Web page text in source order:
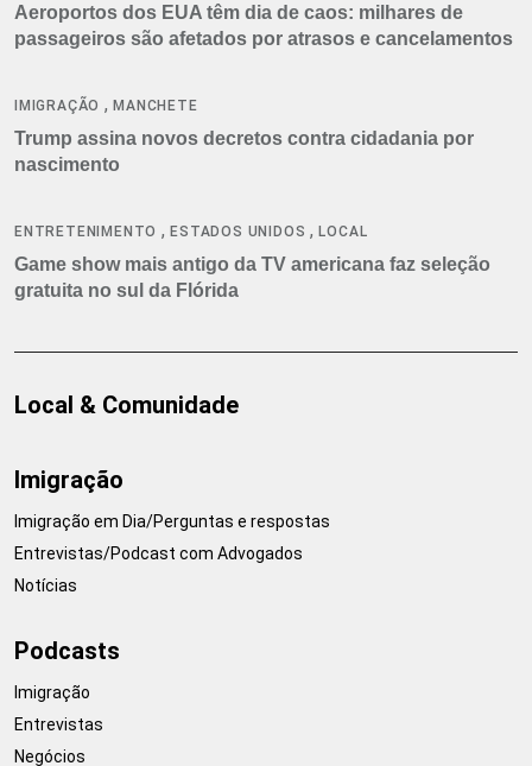
Aeroportos dos EUA têm dia de caos: milhares de
passageiros são afetados por atrasos e cancelamentos
IMIGRAÇÃO ,MANCHETE
Trump assina novos decretos contra cidadania por
nascimento
ENTRETENIMENTO ,ESTADOS UNIDOS ,LOCAL
Game show mais antigo da TV americana faz seleção
gratuita no sul da Flórida
Local & Comunidade
Imigração
Imigração em Dia/Perguntas e respostas
Entrevistas/Podcast com Advogados
Notícias
Podcasts
Imigração
Entrevistas
Negócios